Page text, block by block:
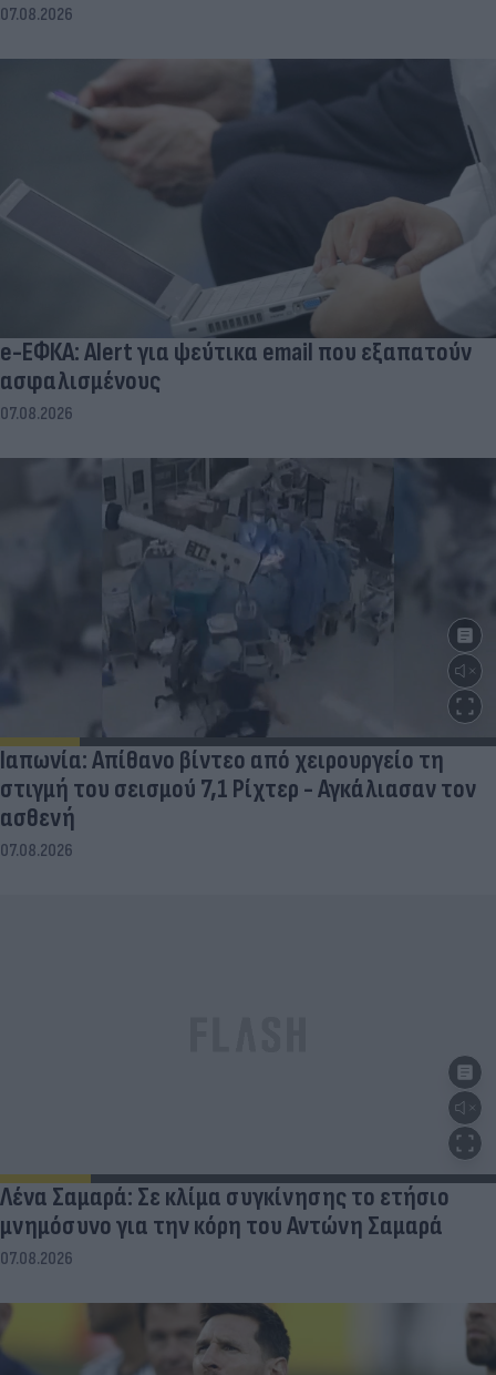
07.08.2026
e-ΕΦΚΑ: Alert για ψεύτικα email που εξαπατούν
ασφαλισμένους
07.08.2026
Ιαπωνία: Απίθανο βίντεο από χειρουργείο τη
στιγμή του σεισμού 7,1 Ρίχτερ - Αγκάλιασαν τον
ασθενή
07.08.2026
Λένα Σαμαρά: Σε κλίμα συγκίνησης το ετήσιο
μνημόσυνο για την κόρη του Αντώνη Σαμαρά
07.08.2026